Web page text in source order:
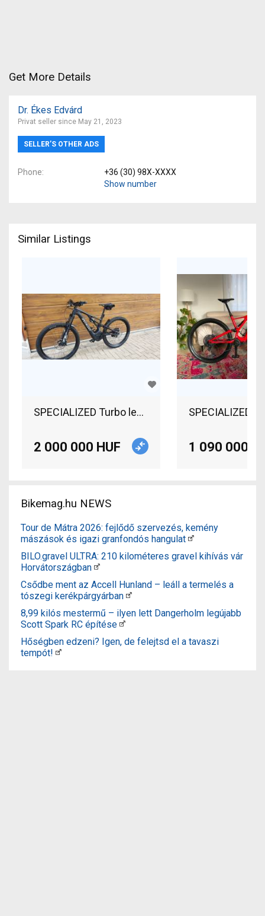
Get More Details
Dr. Ékes Edvárd
Privat seller since May 21, 2023
SELLER’S OTHER ADS
Phone
+36 (30) 98X-XXXX
Show number
Similar Listings
SPECIALIZED Turbo levo comp carbon Electric
2 000 000 HUF
SPECIALIZED
1 090 000
Bikemag.hu NEWS
Tour de Mátra 2026: fejlődő szervezés, kemény
mászások és igazi granfondós hangulat
BILO.gravel ULTRA: 210 kilométeres gravel kihívás vár
Horvátországban
Csődbe ment az Accell Hunland – leáll a termelés a
tószegi kerékpárgyárban
8,99 kilós mestermű – ilyen lett Dangerholm legújabb
Scott Spark RC építése
Hőségben edzeni? Igen, de felejtsd el a tavaszi
tempót!